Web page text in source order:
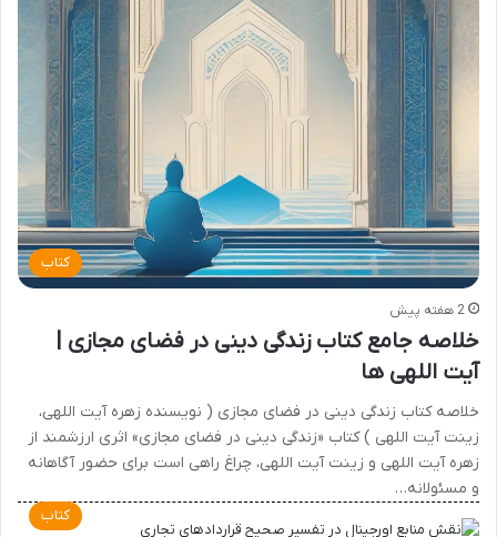
کتاب
2 هفته پیش
خلاصه جامع کتاب زندگی دینی در فضای مجازی |
آیت اللهی ها
خلاصه کتاب زندگی دینی در فضای مجازی ( نویسنده زهره آیت اللهی،
زینت آیت اللهی ) کتاب «زندگی دینی در فضای مجازی» اثری ارزشمند از
زهره آیت اللهی و زینت آیت اللهی، چراغ راهی است برای حضور آگاهانه
و مسئولانه…
کتاب